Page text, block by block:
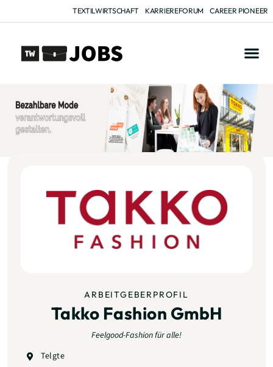
TEXTILWIRTSCHAFT KARRIEREFORUM CAREER PIONEER
ARBEITGEBERPROFIL
Takko Fashion GmbH
Feelgood-Fashion für alle!
Telgte